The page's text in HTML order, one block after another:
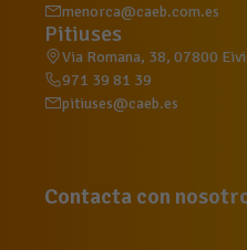
menorca@caeb.com.es
Pitiuses
Via Romana, 38, 07800
971 39 81 39
pitiuses@caeb.es
Contacta con